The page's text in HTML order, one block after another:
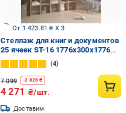
От 1 423.81 ₴ X 3
Стеллаж для книг и документов
25 ячеек ST-16 1776х300х1776
мм Дуб Сонома
4
7 099 -2 828 ₴
4 271 ₴/шт.
Доставим